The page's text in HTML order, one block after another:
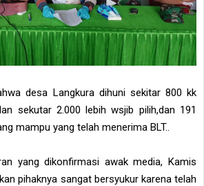
desa Langkura dihuni sekitar 800 kk
sekutar 2.000 lebih wsjib pilih,dan 191
mampu yang telah menerima BLT..
yang dikonfirmasi awak media, Kamis
pihaknya sangat bersyukur karena telah